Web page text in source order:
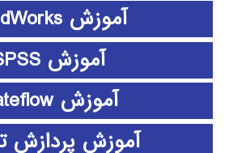
آموزش SolidWorks
آموزش SPSS
آموزش stateflow
آموزش پردازش